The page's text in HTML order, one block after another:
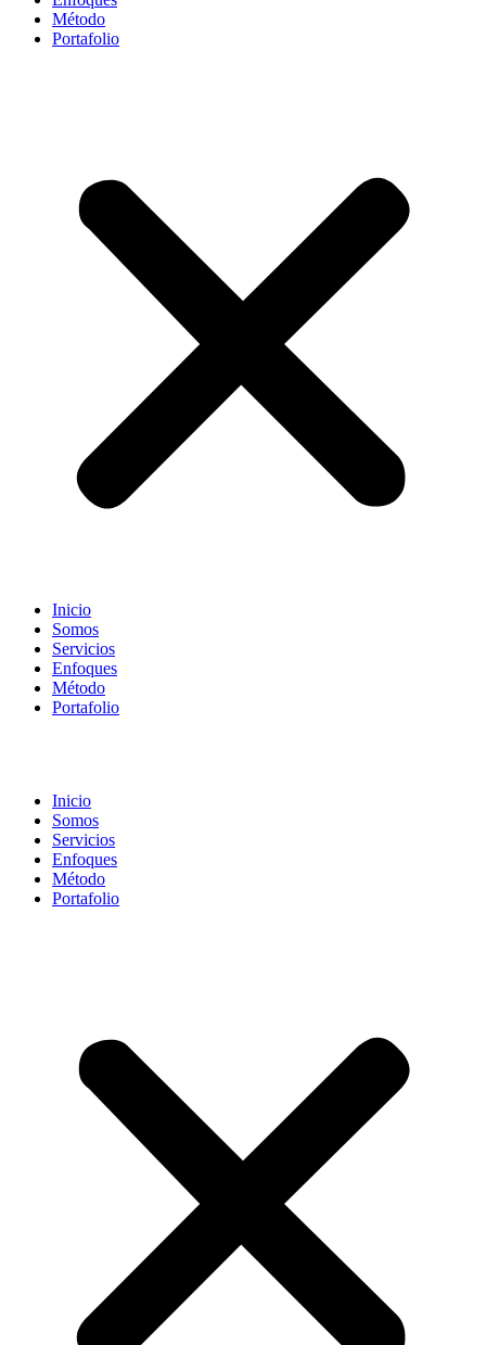
Método
Portafolio
Inicio
Somos
Servicios
Enfoques
Método
Portafolio
Inicio
Somos
Servicios
Enfoques
Método
Portafolio